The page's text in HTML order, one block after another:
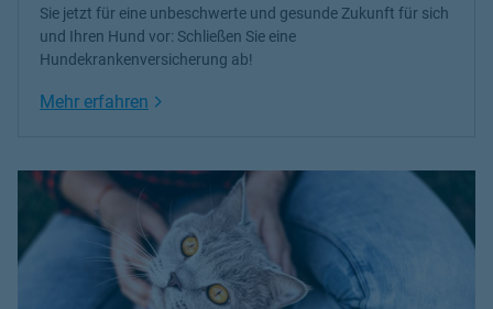
Sie jetzt für eine unbeschwerte und gesunde Zukunft für sich
und Ihren Hund vor: Schließen Sie eine
Hundekrankenversicherung ab!
Mehr erfahren Link Opens in New Tab